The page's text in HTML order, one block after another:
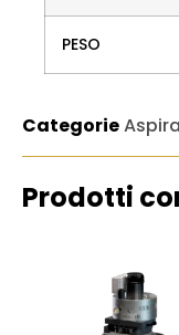
PESO
Categorie
Prodotti